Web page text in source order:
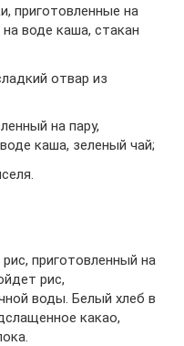
приготовленные на
на воде каша, стакан
отвар из
на пару,
каша, зеленый чай;
приготовленный на
рис,
воды. Белый хлеб в
какао,